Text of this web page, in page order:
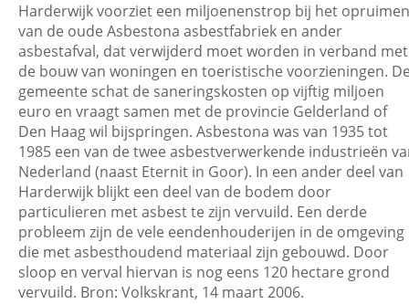
Harderwijk voorziet een miljoenenstrop bij het opruimen
van de oude Asbestona asbestfabriek en ander
asbestafval, dat verwijderd moet worden in verband met
de bouw van woningen en toeristische voorzieningen.
gemeente schat de saneringskosten op vijftig miljoen
euro en vraagt samen met de provincie Gelderland of
Den Haag wil bijspringen. Asbestona was van 1935 tot
1985 een van de twee asbestverwerkende industrieën
Nederland (naast Eternit in Goor). In een ander deel van
Harderwijk blijkt een deel van de bodem door
particulieren met asbest te zijn vervuild. Een derde
probleem zijn de vele eendenhouderijen in de omgeving
die met asbesthoudend materiaal zijn gebouwd. Door
sloop en verval hiervan is nog eens 120 hectare grond
vervuild. Bron: Volkskrant, 14 maart 2006.